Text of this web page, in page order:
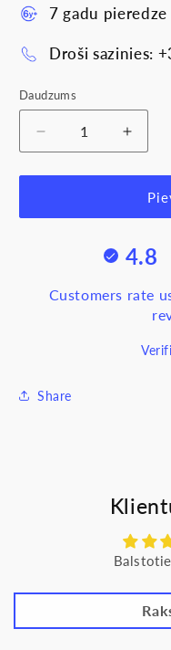
7 gadu pieredze
Droši sazinies:
Daudzums
Samazināt
daudzumu
produktam
3-
LS990
Rāmis
3-
gaiši
4.8
Customers rate
Share